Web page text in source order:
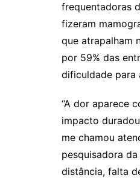
frequentadoras
fizeram
que atrapalham
por 59% das
dificuldade para
“A dor aparece
impacto
me chamou
pesquisadora
distância, falta